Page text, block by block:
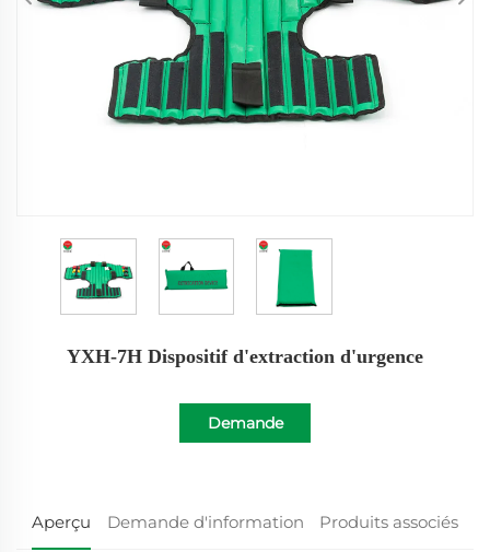
YXH-7H Dispositif d'extraction d'urgence
Demande
Aperçu Demande d'information Produits associés